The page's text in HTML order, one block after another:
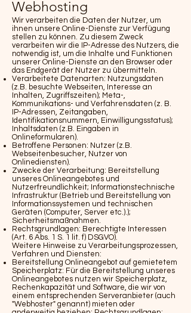
Webhosting
Wir verarbeiten die Daten der Nutzer, um
ihnen unsere Online-Dienste zur Verfügung
stellen zu können. Zu diesem Zweck
verarbeiten wir die IP-Adresse des Nutzers, die
notwendig ist, um die Inhalte und Funktionen
unserer Online-Dienste an den Browser oder
das Endgerät der Nutzer zu übermitteln.
Verarbeitete Datenarten: Nutzungsdaten
(z.B. besuchte Webseiten, Interesse an
Inhalten, Zugriffszeiten); Meta-,
Kommunikations- und Verfahrensdaten (z. B.
IP-Adressen, Zeitangaben,
Identifikationsnummern, Einwilligungsstatus);
Inhaltsdaten (z.B. Eingaben in
Onlineformularen).
Betroffene Personen: Nutzer (z.B.
Webseitenbesucher, Nutzer von
Onlinediensten).
Zwecke der Verarbeitung: Bereitstellung
unseres Onlineangebotes und
Nutzerfreundlichkeit; Informationstechnische
Infrastruktur (Betrieb und Bereitstellung von
Informationssystemen und technischen
Geräten (Computer, Server etc.).);
Sicherheitsmaßnahmen.
Rechtsgrundlagen: Berechtigte Interessen
(Art. 6 Abs. 1 S. 1 lit. f) DSGVO).
Weitere Hinweise zu Verarbeitungsprozessen,
Verfahren und Diensten:
Bereitstellung Onlineangebot auf gemietetem
Speicherplatz: Für die Bereitstellung unseres
Onlineangebotes nutzen wir Speicherplatz,
Rechenkapazität und Software, die wir von
einem entsprechenden Serveranbieter (auch
"Webhoster" genannt) mieten oder